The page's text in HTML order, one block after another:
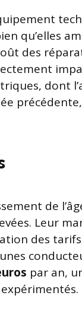
qu’elles
des
dont
de
Leur
des
par an,